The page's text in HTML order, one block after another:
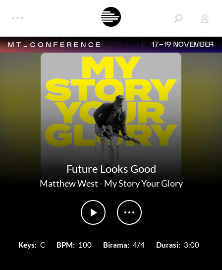
17–19 NOVEMBER
Future Looks Good
Matthew West-My Story Your Glory
Keys: C BPM: 100 Birama: 4/4 Durasi: 3:00